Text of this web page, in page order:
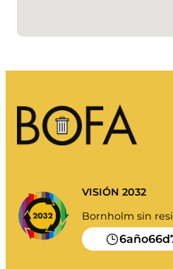
Guía de
VISIÓN 2032
Bornholm sin
6año66d